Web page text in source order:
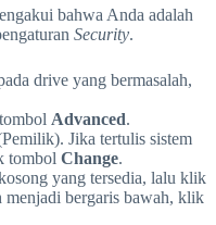
bahwa Anda adalah
Security.
drive yang bermasalah,
Advanced.
Jika tertulis sistem
tombol Change.
yang tersedia, lalu klik
menjadi bergaris bawah, klik